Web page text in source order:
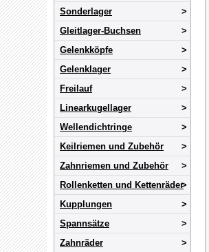
Sonderlager
Gleitlager-Buchsen
Gelenkköpfe
Gelenklager
Freilauf
Linearkugellager
Wellendichtringe
Keilriemen und Zubehör
Zahnriemen und Zubehör
Rollenketten und Kettenräder
Kupplungen
Spannsätze
Zahnräder